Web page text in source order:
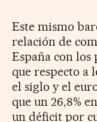
Este mismo
relación de
España con
que respecto a
el siglo y el
que un 26,8%
un déficit por